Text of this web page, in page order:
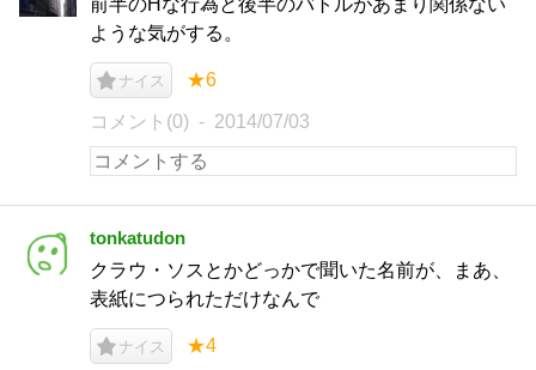
前半のHな行為と後半のバトルがあまり関係ない
ような気がする。
ナイス ★6
コメント(0) 2014/07/03
tonkatudon
クラウ・ソスとかどっかで聞いた名前が、まあ、
表紙につられただけなんで
ナイス ★4